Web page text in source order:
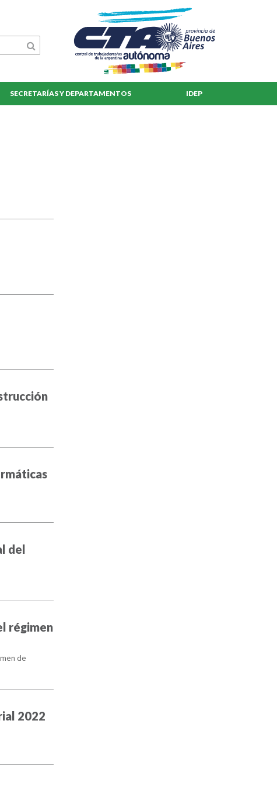
SECRETARÍAS Y DEPARTAMENTOS IDEP
del
régimen
de
2022